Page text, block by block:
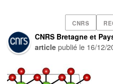
CNRS
CNRS Bretagne et
article publié le 16/12/